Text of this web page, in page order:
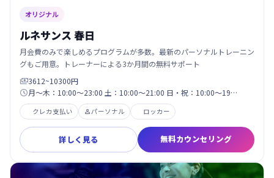
オリジナル
ルネサンス 春日
月会費のみで楽しめるプログラムが多数。最新のパーソナルトレーニン
グもご用意。トレーナーによる3か月間の無料サポート
3612~10300円
月～木：10:00～23:00 土：10:00～21:00 日・祝：10:00～19…
クレカ支払い パーソナル ロッカー
詳しく見る 無料カウンセリング